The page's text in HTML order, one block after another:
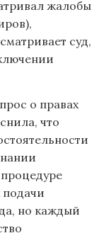
жалобы
суд,
о правах
что
подачи
но каждый